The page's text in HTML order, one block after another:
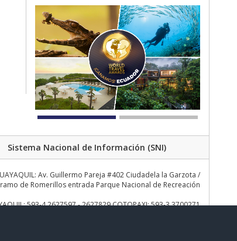
Sistema Nacional de Información (SNI)
Av. Guillermo Pareja #402 Ciudadela la Garzota /
de Romerillos entrada Parque Nacional de Recreación
593-4 2627597 - 2627829 COTOPAXI: 593-3 3700271